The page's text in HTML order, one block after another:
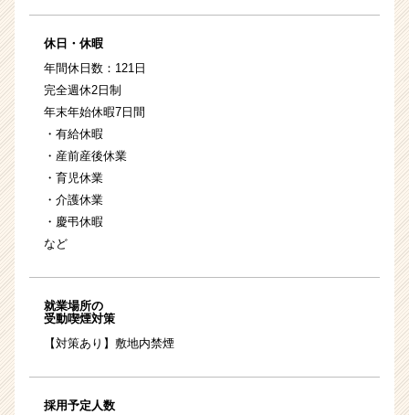
休日・休暇
年間休日数：121日
完全週休2日制
年末年始休暇7日間
・有給休暇
・産前産後休業
・育児休業
・介護休業
・慶弔休暇
など
就業場所の
受動喫煙対策
【対策あり】敷地内禁煙
採用予定人数